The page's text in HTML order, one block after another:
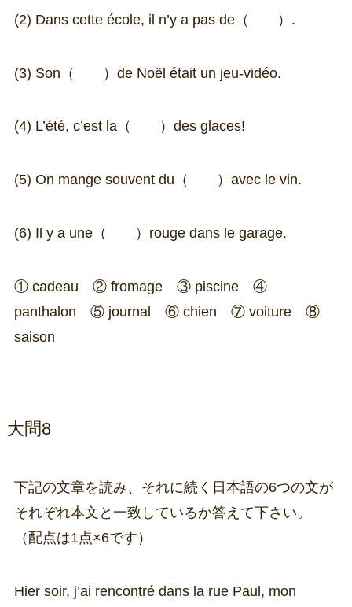
(2) Dans cette école, il n’y a pas de（ ）.
(3) Son（ ）de Noël était un jeu-vidéo.
(4) L’été, c’est la（ ）des glaces!
(5) On mange souvent du（ ）avec le vin.
(6) Il y a une（ ）rouge dans le garage.
① cadeau ② fromage ③ piscine ④
panthalon ⑤ journal ⑥ chien ⑦ voiture ⑧
saison
大問8
下記の文章を読み、それに続く日本語の6つの文が
それぞれ本文と一致しているか答えて下さい。
（配点は1点×6です）
Hier soir, j’ai rencontré dans la rue Paul, mon